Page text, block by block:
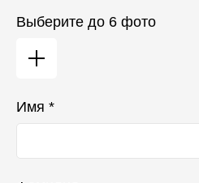
Выберите до 6 фото
Имя *